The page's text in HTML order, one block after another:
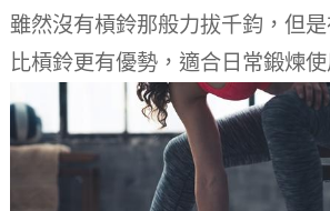
雖然沒有槓鈴那般力拔千鈞，但
比槓鈴更有優勢，適合日常鍛煉使